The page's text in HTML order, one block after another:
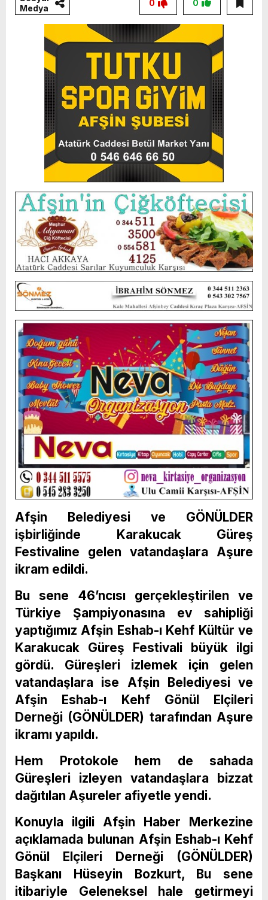
Medya
0
0
Afşin Belediyesi ve GÖNÜLDER
işbirliğinde Karakucak Güreş
Festivaline gelen vatandaşlara Aşure
ikram edildi.
Bu sene 46’ncısı gerçekleştirilen ve
Türkiye Şampiyonasına ev sahipliği
yaptığımız Afşin Eshab-ı Kehf Kültür ve
Karakucak Güreş Festivali büyük ilgi
gördü. Güreşleri izlemek için gelen
vatandaşlara ise Afşin Belediyesi ve
Afşin Eshab-ı Kehf Gönül Elçileri
Derneği (GÖNÜLDER) tarafından Aşure
ikramı yapıldı.
Hem Protokole hem de sahada
Güreşleri izleyen vatandaşlara bizzat
dağıtılan Aşureler afiyetle yendi.
Konuyla ilgili Afşin Haber Merkezine
açıklamada bulunan Afşin Eshab-ı Kehf
Gönül Elçileri Derneği (GÖNÜLDER)
Başkanı Hüseyin Bozkurt, Bu sene
itibariyle Geleneksel hale getirmeyi